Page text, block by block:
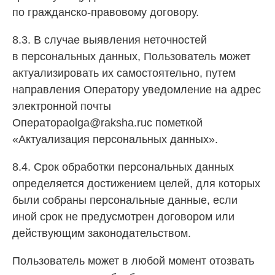
по гражданско-правовому договору.
8.3. В случае выявления неточностей
в персональных данных, Пользователь может
актуализировать их самостоятельно, путем
направления Оператору уведомление на адрес
электронной почты
Оператораolga@raksha.ruс пометкой
«Актуализация персональных данных».
8.4. Срок обработки персональных данных
определяется достижением целей, для которых
были собраны персональные данные, если
иной срок не предусмотрен договором или
действующим законодательством.
Пользователь может в любой момент отозвать